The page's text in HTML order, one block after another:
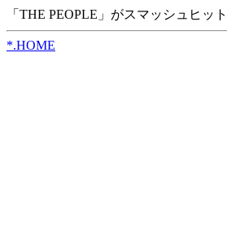
「THE PEOPLE」がスマッシュヒ
*.HOME